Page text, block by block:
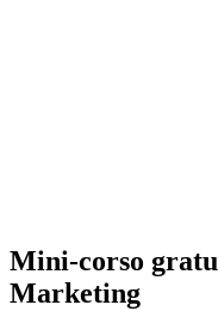
Mini-corso
Marketing